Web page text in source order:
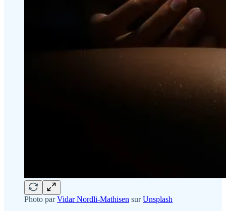
Photo parVidar Nordli-Mathisen surUnsplash